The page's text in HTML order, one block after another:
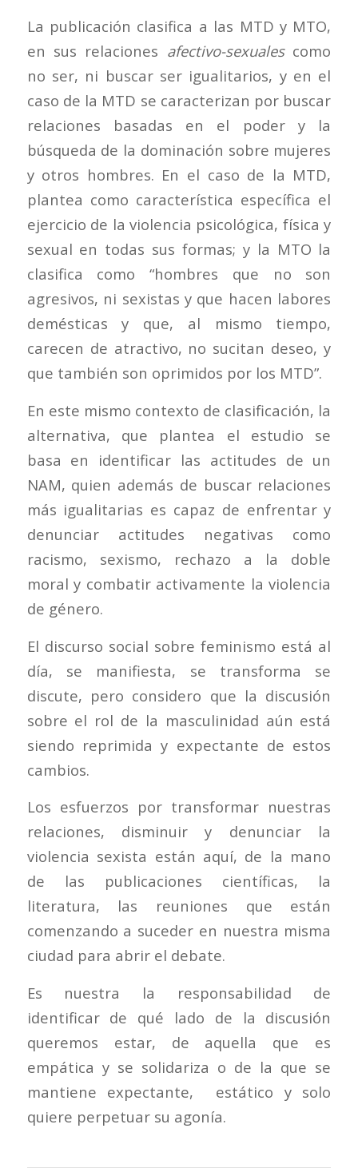
La publicación clasifica a las MTD y MTO,
en sus relaciones afectivo-sexualescomo
no ser, ni buscar ser igualitarios, y en el
caso de la MTD se caracterizan por buscar
relaciones basadas en el poder y la
búsqueda de la dominación sobre mujeres
y otros hombres. En el caso de la MTD,
plantea como característica específica el
ejercicio de la violencia psicológica, física y
sexual en todas sus formas; y la MTO la
clasifica como “hombres que no son
agresivos, ni sexistas y que hacen labores
demésticas y que, al mismo tiempo,
carecen de atractivo, no sucitan deseo, y
que también son oprimidos por los MTD”.
En este mismo contexto de clasificación, la
alternativa, que plantea el estudio se
basa en identificar las actitudes de un
NAM, quien además de buscar relaciones
más igualitarias es capaz de enfrentar y
denunciar actitudes negativas como
racismo, sexismo, rechazo a la doble
moral y combatir activamente la violencia
de género.
El discurso social sobre feminismo está al
día, se manifiesta, se transforma se
discute, pero considero que la discusión
sobre el rol de la masculinidad aún está
siendo reprimida y expectante de estos
cambios.
Los esfuerzos por transformar nuestras
relaciones, disminuir y denunciar la
violencia sexista están aquí, de la mano
de las publicaciones científicas, la
literatura, las reuniones que están
comenzando a suceder en nuestra misma
ciudad para abrir el debate.
Es nuestra la responsabilidad de
identificar de qué lado de la discusión
queremos estar, de aquella que es
empática y se solidariza o de la que se
mantiene expectante, estático y solo
quiere perpetuar su agonía.